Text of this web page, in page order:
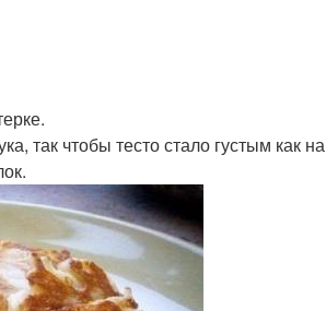
так чтобы тесто стало густым как на